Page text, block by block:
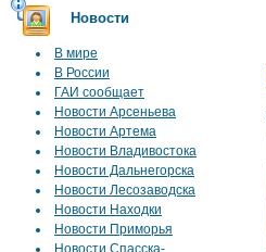
Новости
В мире
В России
ГАИ сообщает
Новости Арсеньева
Новости Артема
Новости Владивостока
Новости Дальнегорска
Новости Лесозаводска
Новости Находки
Новости Приморья
Новости Спасска-